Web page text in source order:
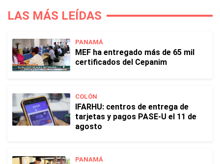
LAS MÁS LEÍDAS
PANAMÁ
MEF ha entregado más de 65 mil
certificados del Cepanim
COLÓN
IFARHU: centros de entrega de
tarjetas y pagos PASE-U el 11 de
agosto
PANAMÁ